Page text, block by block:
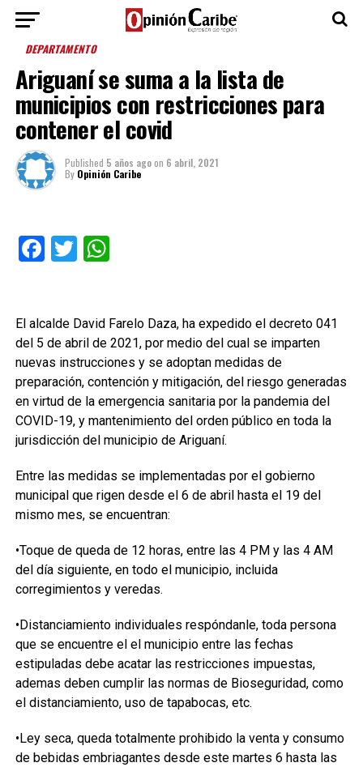
DEPARTAMENTO
Ariguaní se suma a la lista de
municipios con restricciones para
contener el covid
Published 5 años agoon 6 abril, 2021
By Opinión Caribe
Facebook
TwitterWhatsApp
El alcalde David Farelo Daza, ha expedido el decreto 041
del 5 de abril de 2021, por medio del cual se imparten
nuevas instrucciones y se adoptan medidas de
preparación, contención y mitigación, del riesgo generadas
en virtud de la emergencia sanitaria por la pandemia del
COVID-19, y mantenimiento del orden público en toda la
jurisdicción del municipio de Ariguaní.
Entre las medidas se implementadas por el gobierno
municipal que rigen desde el 6 de abril hasta el 19 del
mismo mes, se encuentran:
•Toque de queda de 12 horas, entre las 4 PM y las 4 AM
del día siguiente, en todo el municipio, incluida
corregimientos y veredas.
•Distanciamiento individuales respóndanle, toda persona
que se encuentre el el municipio entre las fechas
estipuladas debe acatar las restricciones impuestas,
ademas deben cumplir las normas de Bioseguridad, como
el distanciamiento, uso de tapabocas, etc.
•Ley seca, queda totalmente prohibido la venta y consumo
de bebidas embriagantes desde este martes 6 hasta las